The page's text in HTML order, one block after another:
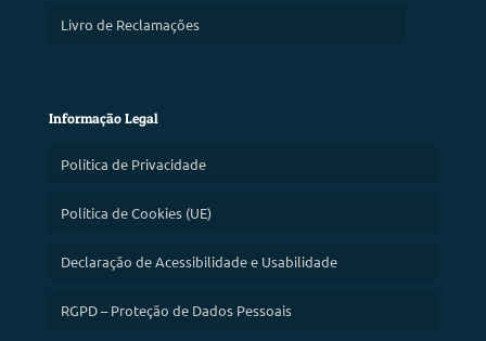
Livro de Reclamações
Informação Legal
Política de Privacidade
Política de Cookies (UE)
Declaração de Acessibilidade e Usabilidade
RGPD – Proteção de Dados Pessoais